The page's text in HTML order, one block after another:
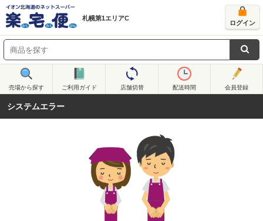
札幌第1エリアC
ログイン
売場から探す ご利用ガイド 店舗切替 配送時間 会員登録
システムエラー